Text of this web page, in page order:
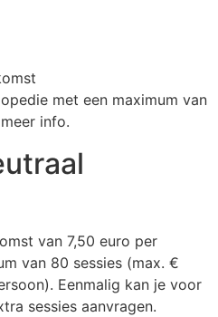
met een maximum van
info.
van 7,50 euro per
van 80 sessies (max. €
Eenmalig kan je voor
sessies aanvragen.